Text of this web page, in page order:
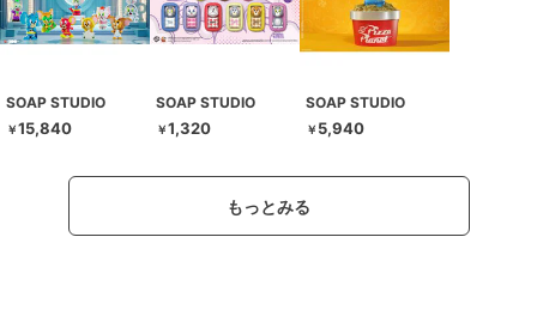
SOAP STUDIO
￥15,840
SOAP STUDIO
￥1,320
SOAP STUDIO
￥ 5,940
もっとみる